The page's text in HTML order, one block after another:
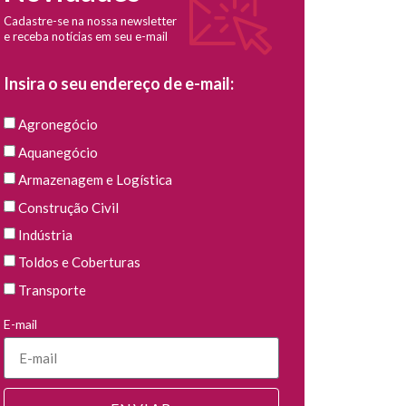
Cadastre-se na nossa newsletter
e receba notícias em seu e-mail
Insira o seu endereço de e-mail:
Agronegócio
Aquanegócio
Armazenagem e Logística
Construção Civil
Indústria
Toldos e Coberturas
Transporte
E-mail